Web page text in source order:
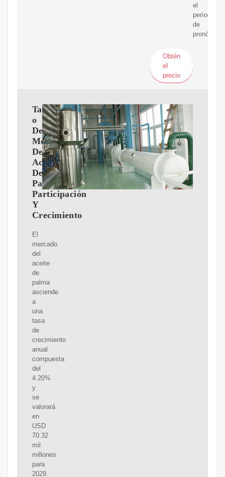
el
período
de
pronóstico.
Obtén
el
precio
Tama?
o
Del
Mercado
De
Aceite
De
Palma,
Participación
Y
Crecimiento
El
mercado
del
aceite
de
palma
asciende
a
una
tasa
de
crecimiento
anual
compuesta
del
4.20%
y
se
valorará
en
USD
70.32
mil
millones
para
2029.